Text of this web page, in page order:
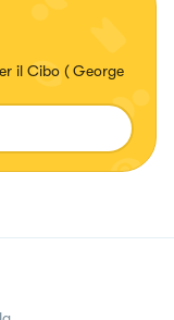
il Cibo ( George